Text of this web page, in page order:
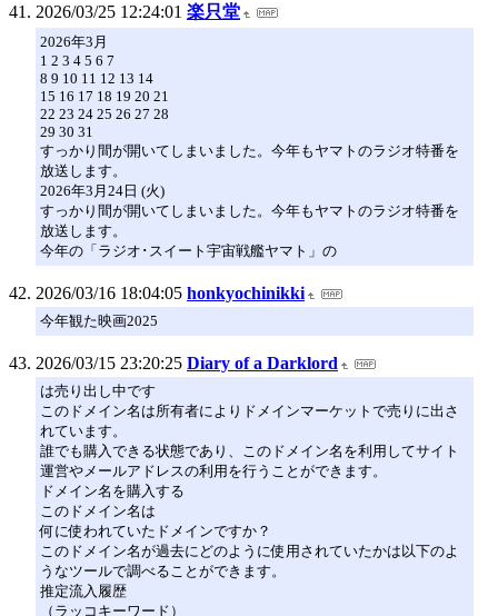
2026/03/25 12:24:01 楽只堂
2026年3月
1 2 3 4 5 6 7
8 9 10 11 12 13 14
15 16 17 18 19 20 21
22 23 24 25 26 27 28
29 30 31
すっかり間が開いてしまいました。今年もヤマトのラジオ特番を
放送します。
2026年3月24日 (火)
すっかり間が開いてしまいました。今年もヤマトのラジオ特番を
放送します。
今年の「ラジオ･スイート宇宙戦艦ヤマト」の
2026/03/16 18:04:05 honkyochinikki
今年観た映画2025
2026/03/15 23:20:25 Diary of a Darklord
は売り出し中です
このドメイン名は所有者によりドメインマーケットで売りに出さ
れています。
誰でも購入できる状態であり、このドメイン名を利用してサイト
運営やメールアドレスの利用を行うことができます。
ドメイン名を購入する
このドメイン名は
何に使われていたドメインですか？
このドメイン名が過去にどのように使用されていたかは以下のよ
うなツールで調べることができます。
推定流入履歴
（ラッコキーワード）